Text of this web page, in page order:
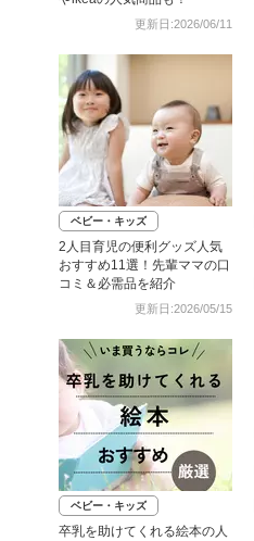
更新日:2026/06/11
ベビー・キッズ
2人目育児の便利グッズ人気
おすすめ11選！先輩ママの口
コミ＆必需品を紹介
更新日:2026/05/15
ベビー・キッズ
卒乳を助けてくれる絵本の人